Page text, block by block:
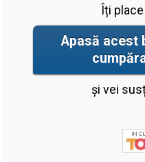
Îți
Apasă acest
și vei